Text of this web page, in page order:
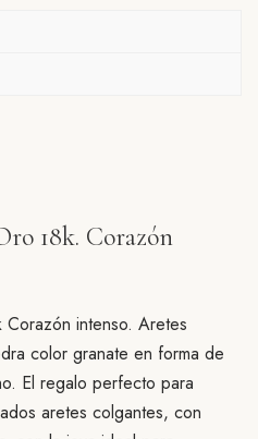
18k. Corazón
intenso. Aretes
color granate en forma de
El regalo perfecto para
aretes colgantes, con